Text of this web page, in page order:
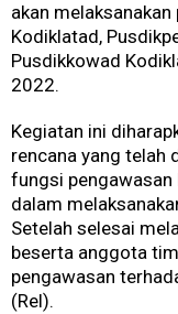
akan
Kodiklatad,
Pusdikkowad
2022.
Kegiatan ini
rencana yang telah
fungsi
dalam
Setelah selesai
beserta anggota
pengawasan
(Rel).